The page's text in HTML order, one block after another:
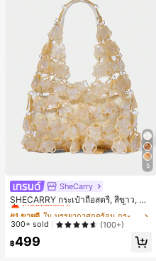
5
SheCarry
SHECARRY กระเป๋าถือสตรี, สีขาว, แฟ
ชั่น, สง่างาม, วันหยุด, งานปาร์ตี้
#1 ขายดี
เกือบหมดแล้ว!
#1 ขายดี
เกือบหมดแล้ว!
#1 ขายดี
เกือบหมดแล้ว!
#1 ขายดี
ใน บรรยากาศฤดูร้อน กระเป๋าหูหิ้วด้านบนผู้หญิง
เกือบหมดแล้ว!
300+ sold (100+)
฿499